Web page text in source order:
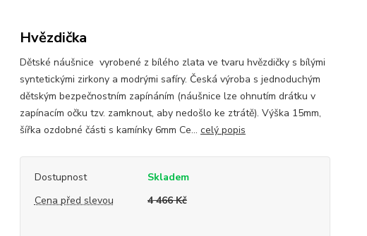
Hvězdička
Dětské náušnice vyrobené z bílého zlata ve tvaru hvězdičky s bílými
syntetickými zirkony a modrými safíry. Česká výroba s jednoduchým
dětským bezpečnostním zapínáním (náušnice lze ohnutím drátku v
zapínacím očku tzv. zamknout, aby nedošlo ke ztrátě). Výška 15mm,
šířka ozdobné části s kamínky 6mm Ce... celý popis
Dostupnost
Skladem
Cena před slevou
4 466 Kč